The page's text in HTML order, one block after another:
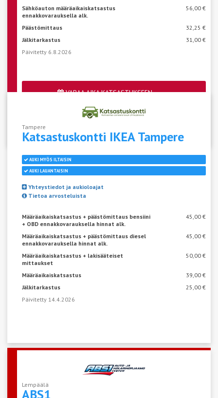
Sähköauton määräaikaiskatsastus
ennakkovarauksella alk.
56,00 €
Päästömittaus
32,25 €
Jälkitarkastus
31,00 €
Päivitetty 6.8.2026
VARAA AIKA KATSASTUKSEEN
Katso aseman vapaat ajat
Tampere
Katsastuskontti IKEATampere
AUKI MYÖS ILTAISIN
AUKI LAUANTAISIN
Yhteystiedot ja aukioloajat
Tietoa arvosteluista
Määräaikaiskatsastus + päästömittaus bensiini
+ OBD ennakkovarauksella hinnat alk.
45,00 €
Määräaikaiskatsastus + päästömittaus diesel
ennakkovarauksella hinnat alk.
45,00 €
Määräaikaiskatsastus + lakisääteiset
mittaukset
50,00 €
Määräaikaiskatsastus
39,00 €
Jälkitarkastus
25,00 €
Päivitetty 14.4.2026
Lempäälä
ABS1